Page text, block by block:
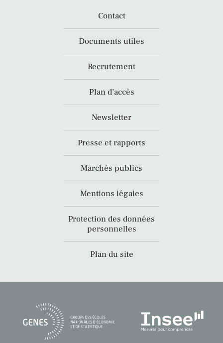
Contact
Documents utiles
Recrutement
Plan d’accès
Newsletter
Presse et rapports
Marchés publics
Mentions légales
Protection des données
personnelles
Plan du site